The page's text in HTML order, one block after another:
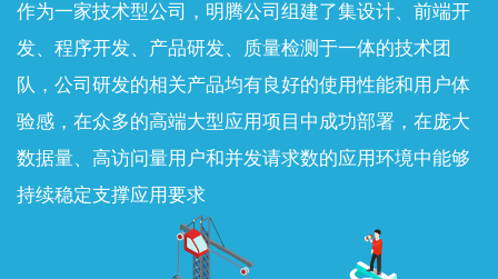
作为一家技术型公司，明腾公司组建了集设计、前端开
发、程序开发、产品研发、质量检测于一体的技术团
队，公司研发的相关产品均有良好的使用性能和用户体
验感，在众多的高端大型应用项目中成功部署，在庞大
数据量、高访问量用户和并发请求数的应用环境中能够
持续稳定支撑应用要求